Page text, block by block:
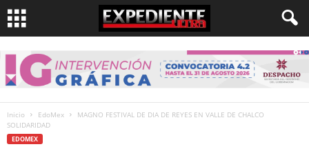
Inicio EdoMex
MAGNO FESTIVAL DE DIA DE REYES EN VALLE DE CHALCO
SOLIDARIDAD
EDOMEX